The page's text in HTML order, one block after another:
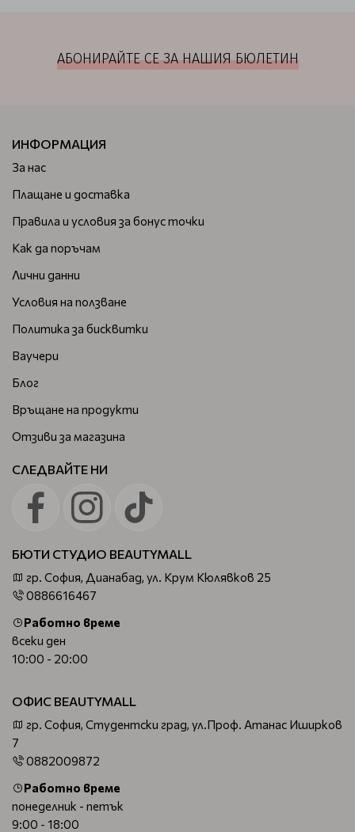
АБОНИРАЙТЕ СЕ ЗА НАШИЯ БЮЛЕТИН
ИНФОРМАЦИЯ
За нас
Плащане и доставка
Правила и условия за бонус точки
Как да поръчам
Лични данни
Условия на ползване
Политика за бисквитки
Ваучери
Блог
Връщане на продукти
Отзиви за магазина
СЛЕДВАЙТЕ НИ
БЮТИ СТУДИО BEAUTYMALL
гр. София, Дианабад, ул. Крум Кюлявков 25
0886616467
Работно време
всеки ден
10:00 - 20:00
ОФИС BEAUTYMALL
гр. София, Студентски град, ул.Проф. Атанас Иширков
7
0882009872
Работно време
понеделник - петък
9:00 - 18:00